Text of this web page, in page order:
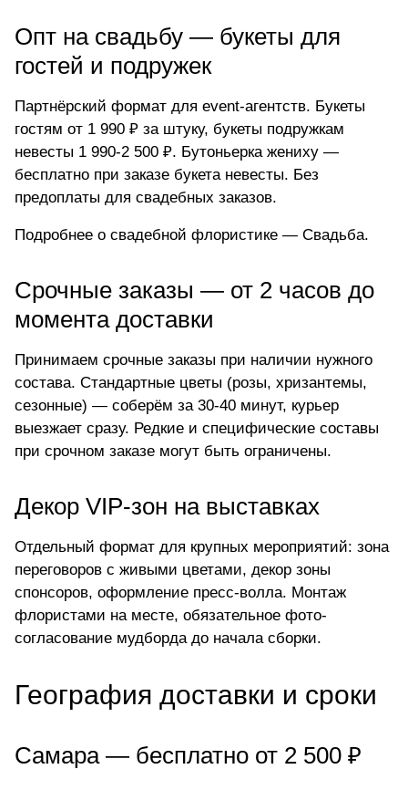
Опт на свадьбу — букеты для
гостей и подружек
Партнёрский формат для event-агентств. Букеты
гостям от 1 990 ₽ за штуку, букеты подружкам
невесты 1 990-2 500 ₽. Бутоньерка жениху —
бесплатно при заказе букета невесты. Без
предоплаты для свадебных заказов.
Подробнее о свадебной флористике — Свадьба.
Срочные заказы — от 2 часов до
момента доставки
Принимаем срочные заказы при наличии нужного
состава. Стандартные цветы (розы, хризантемы,
сезонные) — соберём за 30-40 минут, курьер
выезжает сразу. Редкие и специфические составы
при срочном заказе могут быть ограничены.
Декор VIP-зон на выставках
Отдельный формат для крупных мероприятий: зона
переговоров с живыми цветами, декор зоны
спонсоров, оформление пресс-волла. Монтаж
флористами на месте, обязательное фото-
согласование мудборда до начала сборки.
География доставки и сроки
Самара — бесплатно от 2 500 ₽